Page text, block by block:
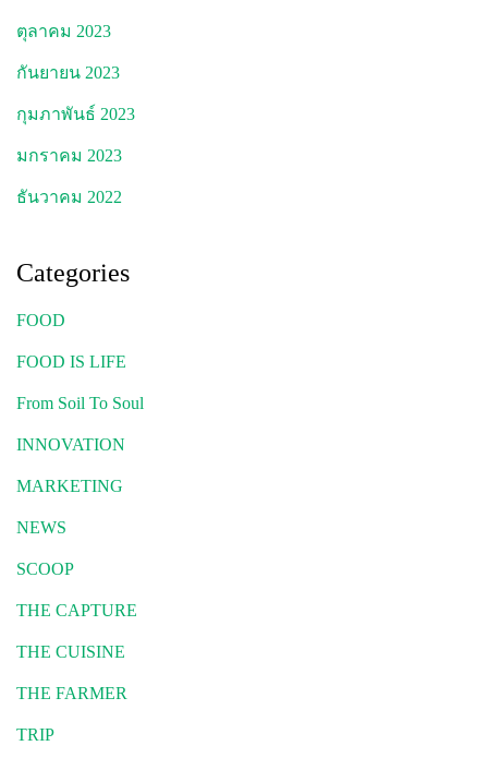
ตุลาคม 2023
กันยายน 2023
กุมภาพันธ์ 2023
มกราคม 2023
ธันวาคม 2022
Categories
FOOD
FOOD IS LIFE
From Soil To Soul
INNOVATION
MARKETING
NEWS
SCOOP
THE CAPTURE
THE CUISINE
THE FARMER
TRIP